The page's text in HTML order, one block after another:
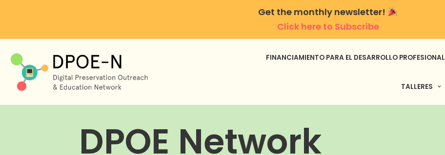
Get the monthly newsletter!
Click here to Subscribe
content
FINANCIAMIENTO PARA EL DESARROLLO PROFESIONAL
TALLERES
DPOE Network